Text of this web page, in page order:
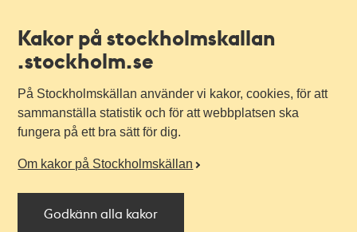
Kakor på stockholmskallan
.stockholm.se
På Stockholmskällan använder vi kakor, cookies, för att
sammanställa statistik och för att webbplatsen ska
fungera på ett bra sätt för dig.
Om kakor på Stockholmskällan
Godkänn alla kakor